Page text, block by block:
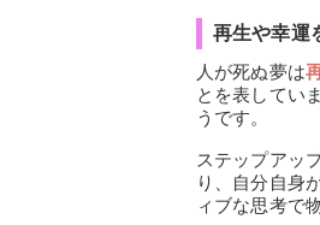
再生や幸運
人が死ぬ夢は
とを表してい
うです。
ステップアッ
り、自分自身
ィブな思考で